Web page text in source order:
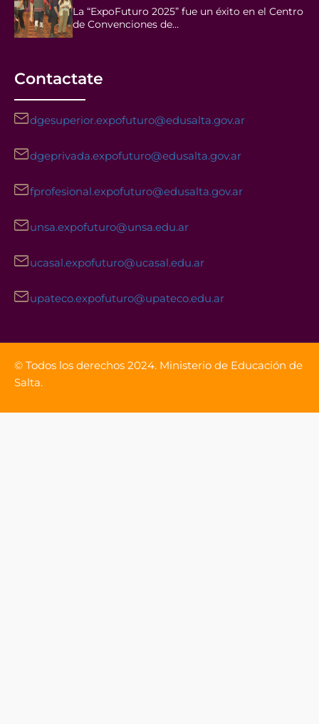
La “ExpoFuturo 2025” fue un éxito en el Centro
de Convenciones de…
Contactate
dgesuperior.expofuturo@edusalta.gov.ar
dgeprivada.expofuturo@edusalta.gov.ar
fprofesional.expofuturo@edusalta.gov.ar
unsa.expofuturo@unsa.edu.ar
ucasal.expofuturo@ucasal.edu.ar
upateco.expofuturo@upateco.edu.ar
© Todos los derechos 2024. Ministerio de Educación de
Salta.